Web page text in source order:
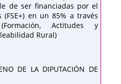
de ser financiadas por el
(FSE+) en un 85% a través
Actitudes y
Rural)
DE LA DIPUTACIÓN DE